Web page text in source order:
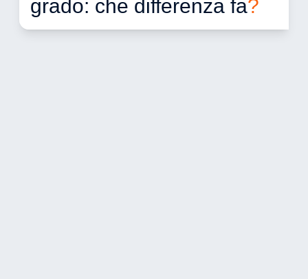
grado: che differenza fa?